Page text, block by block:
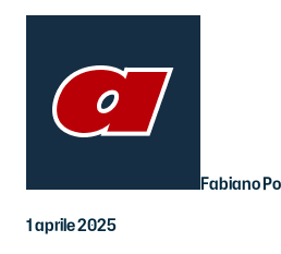
Fabiano
1 aprile 2025